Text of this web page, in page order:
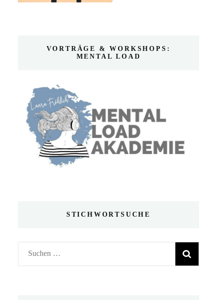
VORTRÄGE & WORKSHOPS:
MENTAL LOAD
STICHWORTSUCHE
Suchen
nach: